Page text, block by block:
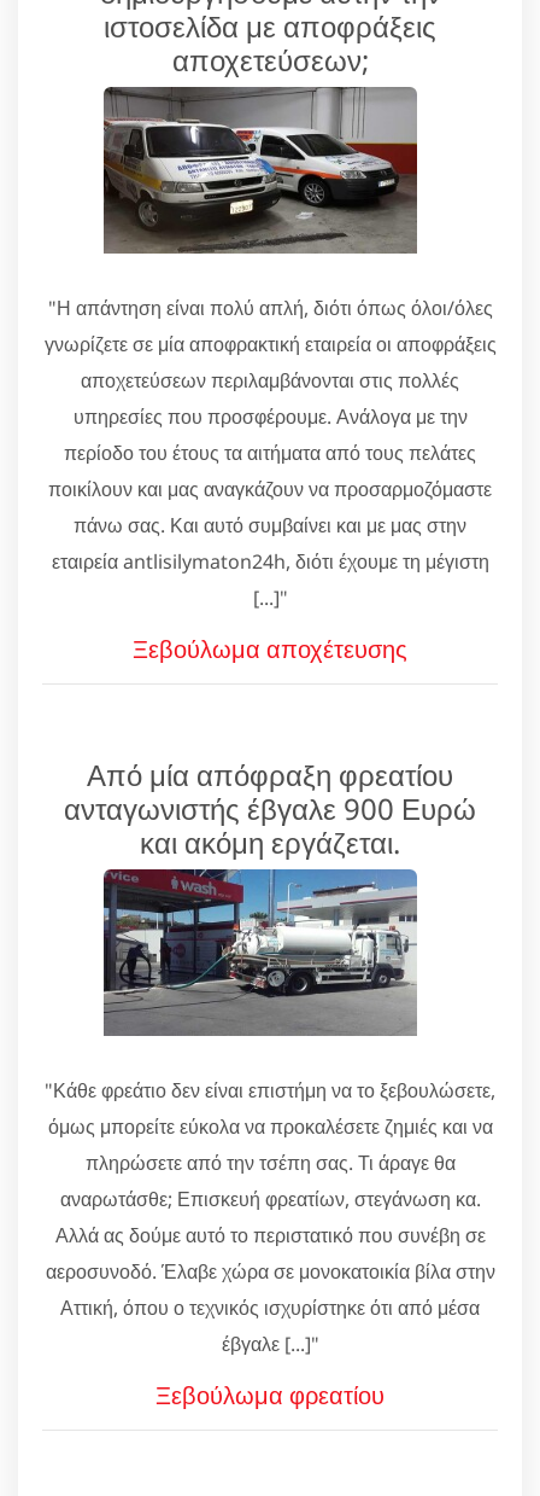
ιστοσελίδα με αποφράξεις
αποχετεύσεων;
"Η απάντηση είναι πολύ απλή, διότι όπως όλοι/όλες
γνωρίζετε σε μία αποφρακτική εταιρεία οι αποφράξεις
αποχετεύσεων περιλαμβάνονται στις πολλές
υπηρεσίες που προσφέρουμε. Ανάλογα με την
περίοδο του έτους τα αιτήματα από τους πελάτες
ποικίλουν και μας αναγκάζουν να προσαρμοζόμαστε
πάνω σας. Και αυτό συμβαίνει και με μας στην
εταιρεία antlisilymaton24h, διότι έχουμε τη μέγιστη
[...]"
Ξεβούλωμα αποχέτευσης
Από μία απόφραξη φρεατίου
ανταγωνιστής έβγαλε 900 Ευρώ
και ακόμη εργάζεται.
"Κάθε φρεάτιο δεν είναι επιστήμη να το ξεβουλώσετε,
όμως μπορείτε εύκολα να προκαλέσετε ζημιές και να
πληρώσετε από την τσέπη σας. Τι άραγε θα
αναρωτάσθε; Επισκευή φρεατίων, στεγάνωση κα.
Αλλά ας δούμε αυτό το περιστατικό που συνέβη σε
αεροσυνοδό. Έλαβε χώρα σε μονοκατοικία βίλα στην
Αττική, όπου ο τεχνικός ισχυρίστηκε ότι από μέσα
έβγαλε [...]"
Ξεβούλωμα φρεατίου